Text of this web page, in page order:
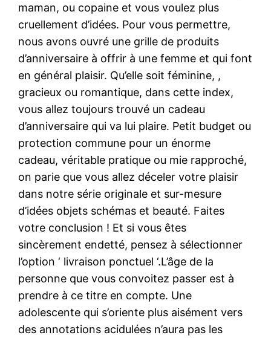
maman, ou copaine et vous voulez plus
cruellement d’idées. Pour vous permettre,
nous avons ouvré une grille de produits
d’anniversaire à offrir à une femme et qui font
en général plaisir. Qu’elle soit féminine, ,
gracieux ou romantique, dans cette index,
vous allez toujours trouvé un cadeau
d’anniversaire qui va lui plaire. Petit budget ou
protection commune pour un énorme
cadeau, véritable pratique ou mie rapproché,
on parie que vous allez déceler votre plaisir
dans notre série originale et sur-mesure
d’idées objets schémas et beauté. Faites
votre conclusion ! Et si vous êtes
sincèrement endetté, pensez à sélectionner
l’option ‘ livraison ponctuel ‘.L’âge de la
personne que vous convoitez passer est à
prendre à ce titre en compte. Une
adolescente qui s’oriente plus aisément vers
des annotations acidulées n’aura pas les